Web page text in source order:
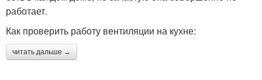
работает.
Как проверить работу вентиляции на кухне:
читать дальше →